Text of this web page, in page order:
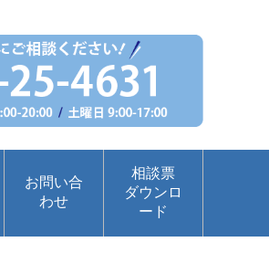
お問い合
わせ
相談票
ダウンロ
ード